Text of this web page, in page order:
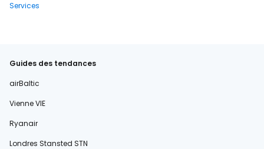
Services
Guides des tendances
airBaltic
Vienne VIE
Ryanair
Londres Stansted STN